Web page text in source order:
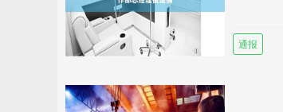
通报